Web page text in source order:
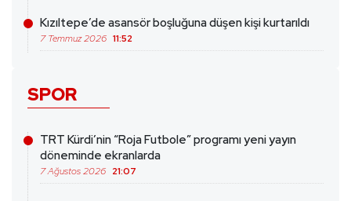
Kızıltepe’de asansör boşluğuna düşen kişi kurtarıldı
7 Temmuz 2026 11:52
SPOR
TRT Kürdi’nin “Roja Futbole” programı yeni yayın
döneminde ekranlarda
7 Ağustos 2026 21:07